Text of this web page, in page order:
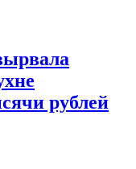
рублей